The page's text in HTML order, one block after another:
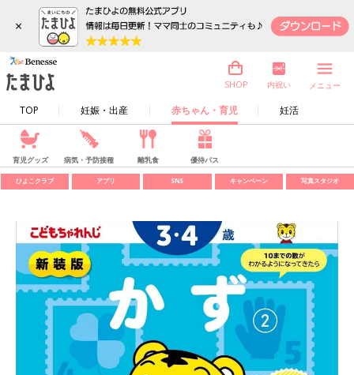
×
TOP 妊娠・出産 赤ちゃん・育児 妊活
SHOP 内祝い メニュー
育児グッズ 病気・予防接種 離乳食 優待パス
ひよこクラブ アプリ SNS キャンペーン 写真スタジオ